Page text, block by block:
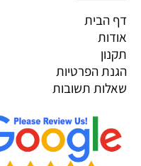
דף הבית
אודות
תקנון
הגנת הפרטיות
שאלות תשובות